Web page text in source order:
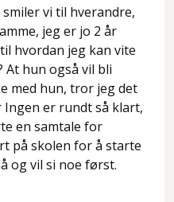
vi til hverandre,
jeg er jo 2 år
hvordan jeg kan vite
At hun også vil bli
med hun, tror jeg det
er rundt så klart,
en samtale for
på skolen for å starte
og vil si noe først.